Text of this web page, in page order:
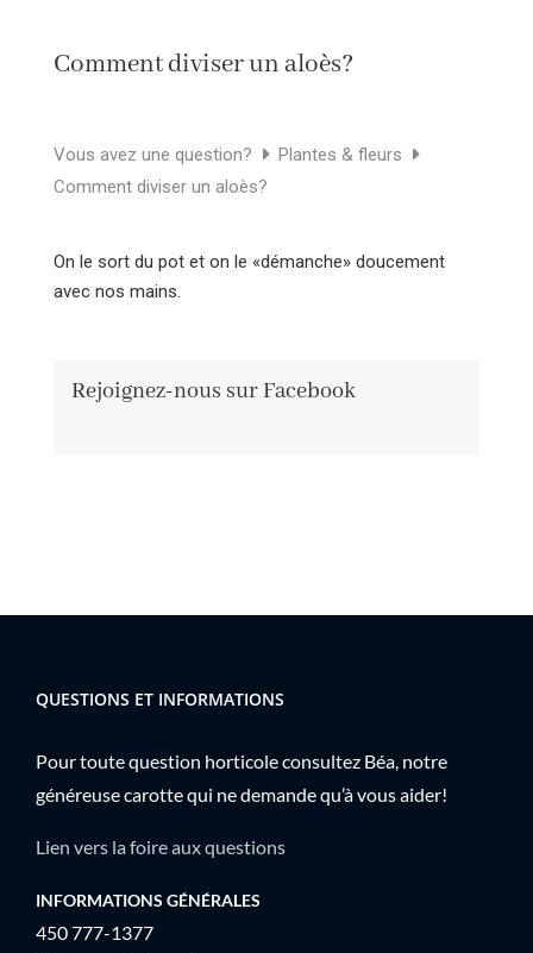
Comment diviser un aloès?
Vous avez une question?
Plantes & fleurs
Comment diviser un aloès?
On le sort du pot et on le «démanche» doucement
avec nos mains.
Rejoignez-nous sur Facebook
QUESTIONS ET INFORMATIONS
Pour toute question horticole consultez Béa, notre
généreuse carotte qui ne demande qu’à vous aider!
Lien vers la foire aux questions
INFORMATIONS GÉNÉRALES
450 777-1377